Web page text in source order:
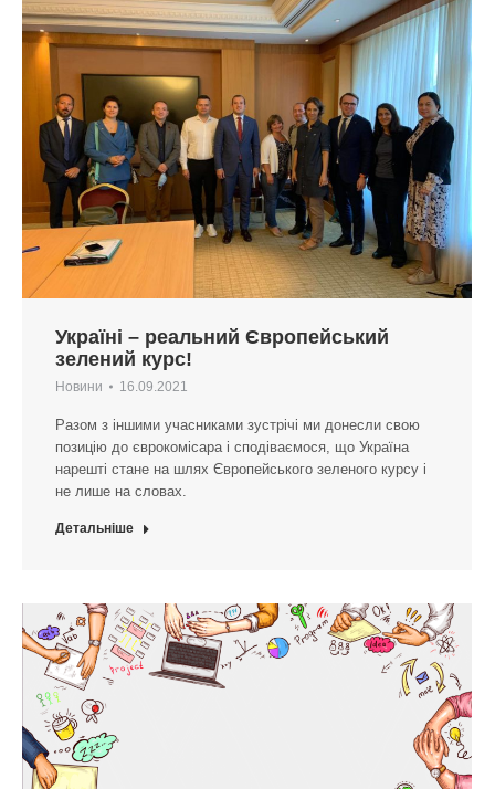
Україні – реальний Європейський
зелений курс!
Новини 16.09.2021
Разом з іншими учасниками зустрічі ми донесли свою
позицію до єврокомісара і сподіваємося, що Україна
нарешті стане на шлях Європейського зеленого курсу і
не лише на словах.
Детальніше